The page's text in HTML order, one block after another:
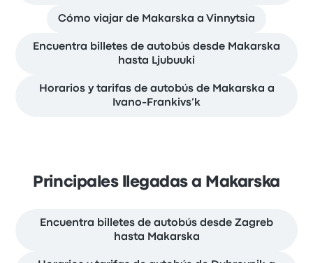
Cómo viajar de Makarska a Vinnytsia
Encuentra billetes de autobús desde Makarska
hasta Ljubuuki
Horarios y tarifas de autobús de Makarska a
Ivano-Frankivs’k
Principales llegadas a Makarska
Encuentra billetes de autobús desde Zagreb
hasta Makarska